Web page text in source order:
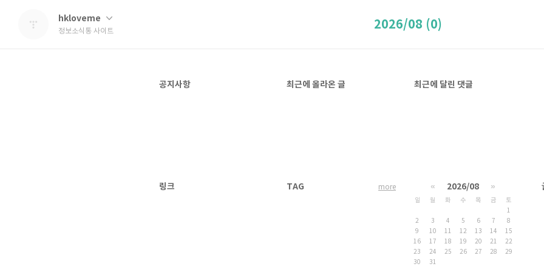
hkloveme
정보소식통 사이트 2026/08 (0)
공지사항 최근에 올라온 글 최근에 달린 댓글
링크 TAG more « 2026/08 »
일 월 화 수 목 금
토
1
2
3 4 5 6 7
8
9
10 11 12 13 14
15
16
17 18 19 20 21
22
23
24 25 26 27 28
29
30
31